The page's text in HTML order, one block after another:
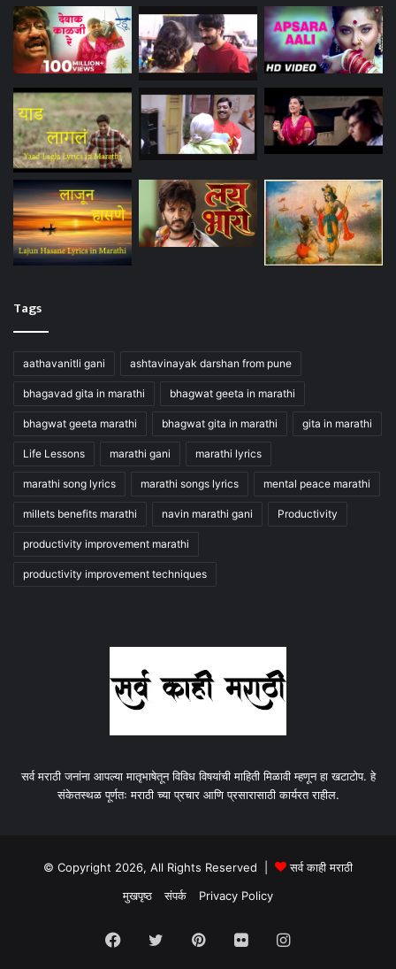
Tags
aathavanitli gani ashtavinayak darshan from pune
bhagavad gita in marathi bhagwat geeta in marathi
bhagwat geeta marathi bhagwat gita in marathi gita in marathi
Life Lessons marathi gani marathi lyrics
marathi song lyrics marathi songs lyrics mental peace marathi
millets benefits marathi navin marathi gani Productivity
productivity improvement marathi
productivity improvement techniques
सर्व मराठी जनांना आपल्या मातृभाषेतून विविध विषयांची माहिती मिळावी म्हणून हा खटाटोप. हे
संकेतस्थळ पूर्णतः मराठी च्या प्रचार आणि प्रसारासाठी कार्यरत राहील.
© Copyright 2026, All Rights Reserved |
सर्व काही मराठी
मुखपृष्ठ
संपर्क Privacy Policy
Facebook
TwitterPinterestFlickrInstagram